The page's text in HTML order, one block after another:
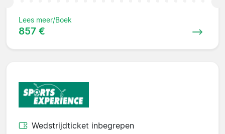
Lees meer/Boek
857 €
Wedstrijdticket inbegrepen